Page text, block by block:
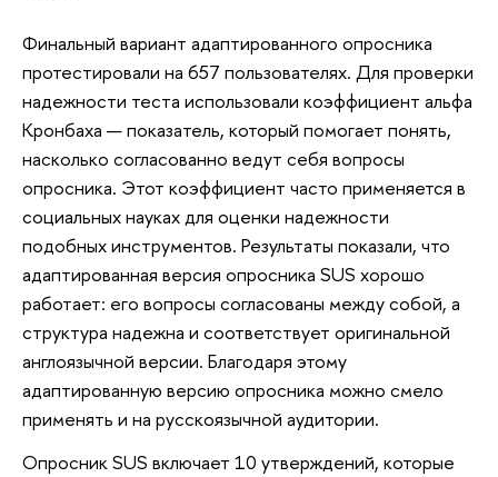
Финальный вариант адаптированного опросника
протестировали на 657 пользователях. Для проверки
надежности теста использовали коэффициент альфа
Кронбаха — показатель, который помогает понять,
насколько согласованно ведут себя вопросы
опросника. Этот коэффициент часто применяется в
социальных науках для оценки надежности
подобных инструментов. Результаты показали, что
адаптированная версия опросника SUS хорошо
работает: его вопросы согласованы между собой, а
структура надежна и соответствует оригинальной
англоязычной версии. Благодаря этому
адаптированную версию опросника можно смело
применять и на русскоязычной аудитории.
Опросник SUS включает 10 утверждений, которые